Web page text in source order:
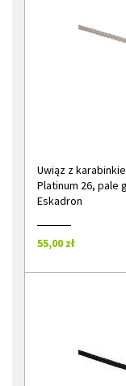
Uwiąz z
Platinum 26, pale
Eskadron
55,00 zł